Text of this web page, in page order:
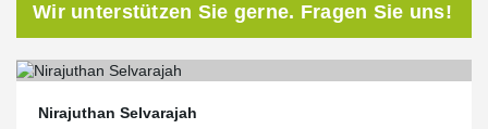
Wir unterstützen Sie gerne. Fragen Sie uns!
Nirajuthan Selvarajah